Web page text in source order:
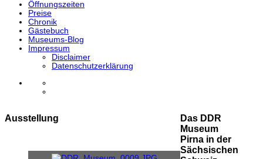
Öffnungszeiten
Preise
Chronik
Gästebuch
Museums-Blog
Impressum
Disclaimer
Datenschutzerklärung
Ausstellung
Das DDR
Museum
Pirna in der
Sächsischen